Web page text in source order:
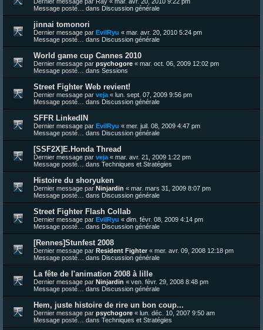
Message posté… dans Discussion générale
jinnai tomonori
Dernier message par EvilRyu « mar. avr. 20, 2010 5:24 pm
Message posté… dans Discussion générale
World game cup Cannes 2010
Dernier message par psychogore « mar. oct. 06, 2009 12:02 pm
Message posté… dans Sessions
Street Fighter Web revient!
Dernier message par veja « lun. sept. 07, 2009 9:56 pm
Message posté… dans Discussion générale
SFFR LinkedIN
Dernier message par EvilRyu « mer. juil. 08, 2009 4:47 pm
Message posté… dans Discussion générale
[SSF2X]E.Honda Thread
Dernier message par veja « mar. avr. 21, 2009 1:22 pm
Message posté… dans Techniques et Stratégies
Histoire du shoryuken
Dernier message par Ninjardin « mar. mars 31, 2009 8:07 pm
Message posté… dans Discussion générale
Street Fighter Flash Collab
Dernier message par EvilRyu « dim. févr. 08, 2009 4:14 pm
Message posté… dans Discussion générale
[Rennes]Stunfest 2008
Dernier message par Resident Fighter« mer. avr. 09, 2008 12:18 pm
Message posté… dans Discussion générale
La fête de l'animation 2008 à lille
Dernier message par Ninjardin « ven. févr. 29, 2008 8:48 pm
Message posté… dans Discussion générale
Hem, juste histoire de rire un bon coup...
Dernier message par psychogore « lun. déc. 10, 2007 9:50 am
Message posté… dans Techniques et Stratégies